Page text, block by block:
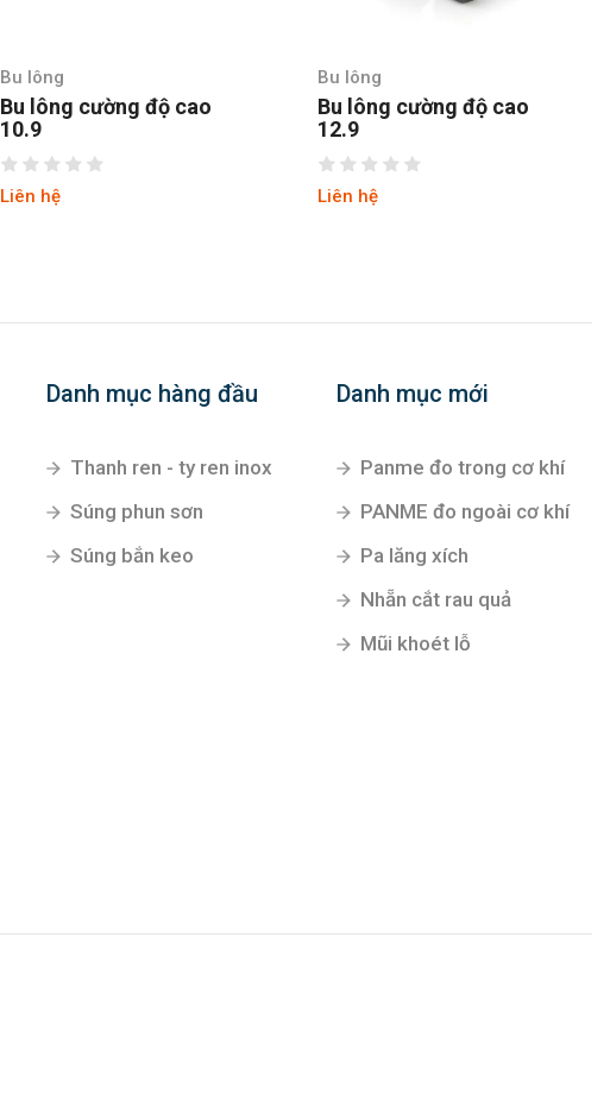
Bu lông
Bu lông cường độ cao
10.9
Liên hệ
Bu lông
Bu lông cường độ cao
12.9
Liên hệ
Danh mục hàng đầu
Thanh ren - ty ren inox
Súng phun sơn
Súng bắn keo
Danh mục mới
Panme đo trong cơ khí
PANME đo ngoài cơ khí
Pa lăng xích
Nhẵn cắt rau quả
Mũi khoét lỗ